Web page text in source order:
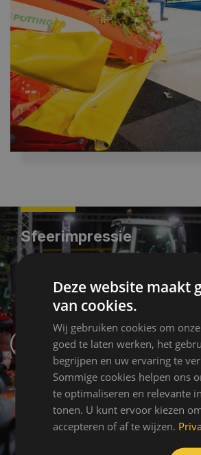
Sfeerimpressie
Deze website maakt
van cookies.
Wij gebruiken cookies om
goed te laten werken, het
begrijpen en uw ervaring te
Sommige cookies helpen ons
te optimaliseren en relevante
tonen. U kunt ervoor kiezen
accepteren of af te wijzen.